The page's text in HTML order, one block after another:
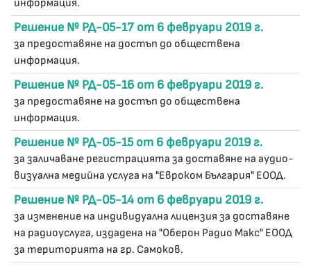
информация.
Решение № РД-05-17 от 6 февруари 2019 г.
за предоставяне на достъп до обществена
информация.
Решение № РД-05-16 от 6 февруари 2019 г.
за предоставяне на достъп до обществена
информация.
Решение № РД-05-15 от 6 февруари 2019 г.
за заличаване регистрацията за доставяне на аудио-
визуална медийна услуга на "Евроком България" ЕООД.
Решение № РД-05-14 от 6 февруари 2019 г.
за изменение на индивидуална лицензия за доставяне
на радиоуслуга, издадена на "Оберон Радио Макс" ЕООД
за територията на гр. Самоков.